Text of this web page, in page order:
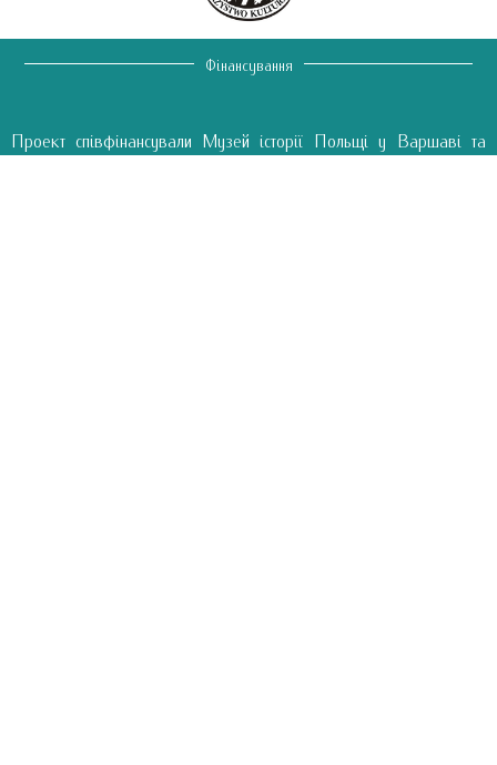
Фінансування
Проект співфінансували Музей історії Польщі у Варшаві та